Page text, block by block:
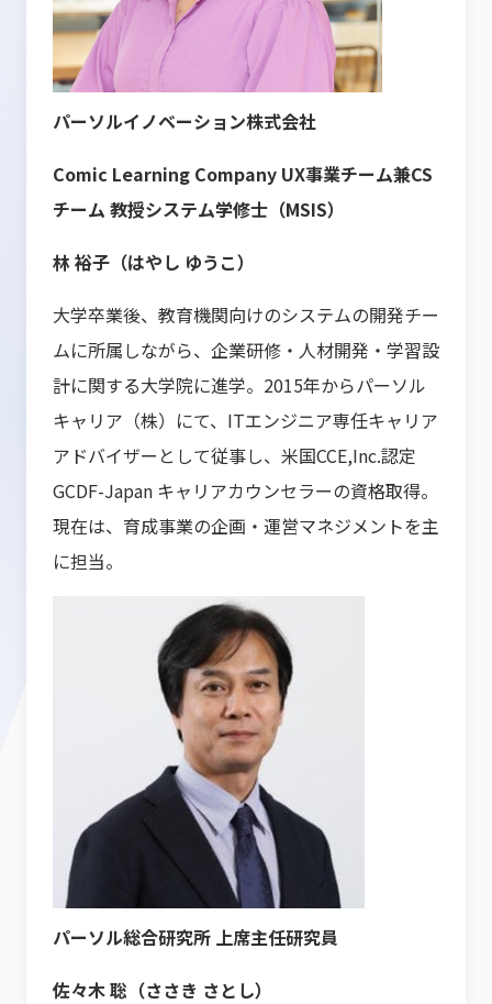
パーソルイノベーション株式会社
Comic Learning Company UX事業チーム兼CS
チーム 教授システム学修士（MSIS）
林 裕子（はやし ゆうこ）
大学卒業後、教育機関向けのシステムの開発チー
ムに所属しながら、企業研修・人材開発・学習設
計に関する大学院に進学。2015年からパーソル
キャリア（株）にて、ITエンジニア専任キャリア
アドバイザーとして従事し、米国CCE,Inc.認定
GCDF-Japan キャリアカウンセラーの資格取得。
現在は、育成事業の企画・運営マネジメントを主
に担当。
パーソル総合研究所 上席主任研究員
佐々木 聡（ささき さとし）